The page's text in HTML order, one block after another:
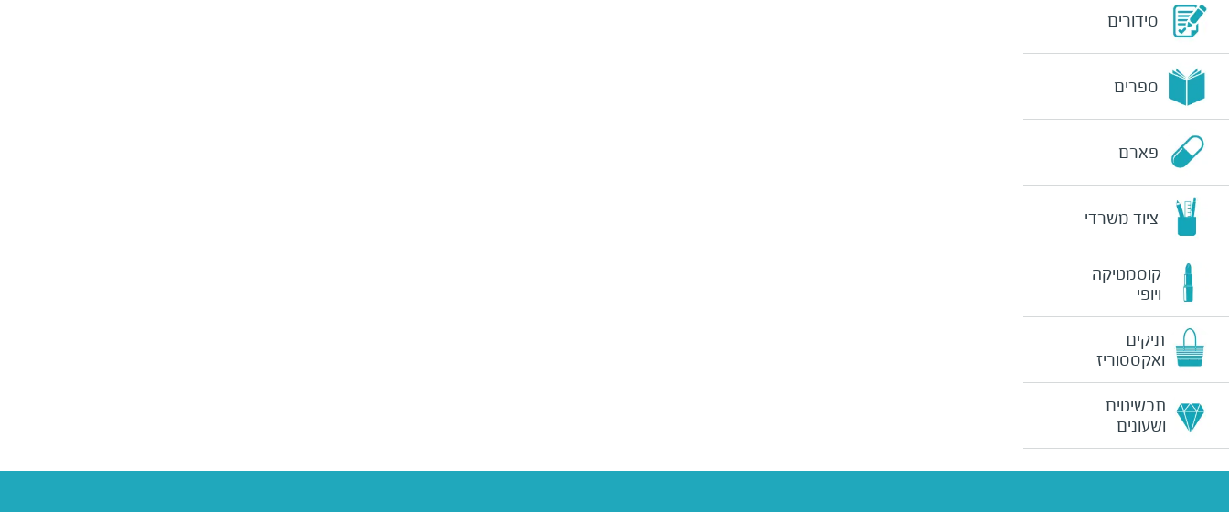
סידורים
ספרים
פארם
ציוד משרדי
קוסמטיקה
ויופי
תיקים
ואקססוריז
תכשיטים
ושעונים